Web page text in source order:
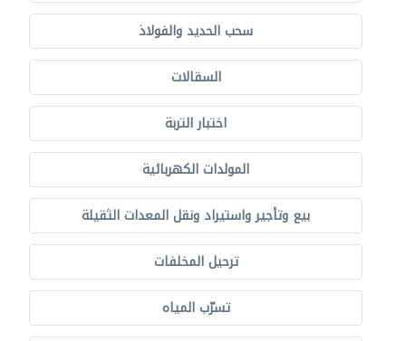
سحب الحديد والفولاذ
السقالات
اختبار التربة
المولدات الكهربائية
بيع وتأجير واستيراد ونقل المعدات الثقيلة
ترحيل المخلفات
تسرّب المياه